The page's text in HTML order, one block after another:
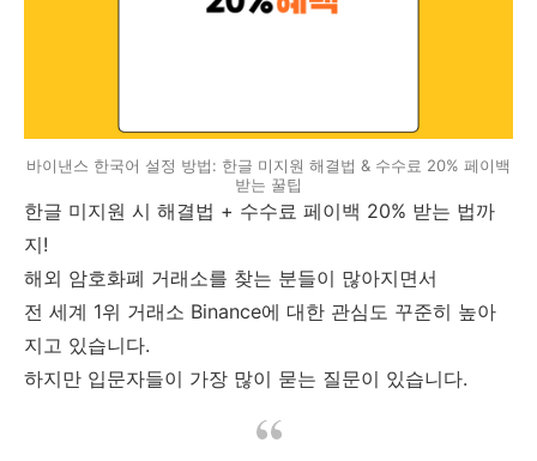
바이낸스 한국어 설정 방법: 한글 미지원 해결법 & 수수료 20% 페이백
받는 꿀팁
한글 미지원 시 해결법 + 수수료 페이백 20% 받는 법까
지!
해외 암호화폐 거래소를 찾는 분들이 많아지면서
전 세계 1위 거래소 Binance에 대한 관심도 꾸준히 높아
지고 있습니다.
하지만 입문자들이 가장 많이 묻는 질문이 있습니다.